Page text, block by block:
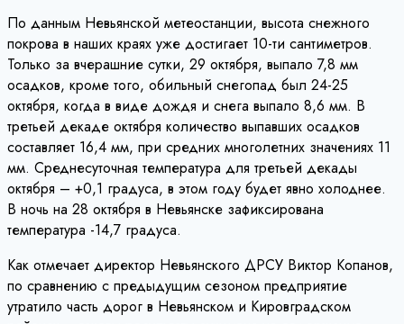
По данным Невьянской метеостанции, высота снежного
покрова в наших краях уже достигает 10-ти сантиметров.
Только за вчерашние сутки, 29 октября, выпало 7,8 мм
осадков, кроме того, обильный снегопад был 24-25
октября, когда в виде дождя и снега выпало 8,6 мм. В
третьей декаде октября количество выпавших осадков
составляет 16,4 мм, при средних многолетних значениях 11
мм. Среднесуточная температура для третьей декады
октября – +0,1 градуса, в этом году будет явно холоднее.
В ночь на 28 октября в Невьянске зафиксирована
температура -14,7 градуса.
Как отмечает директор Невьянского ДРСУ Виктор Копанов,
по сравнению с предыдущим сезоном предприятие
утратило часть дорог в Невьянском и Кировградском